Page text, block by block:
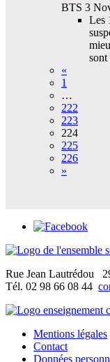
BTS 3
Les
sont
«
1
…
222
223
224
225
226
»
Rue Jean Lautrédou
Tél. 02 98 66 08 44
Mentions légales
Contact
Données